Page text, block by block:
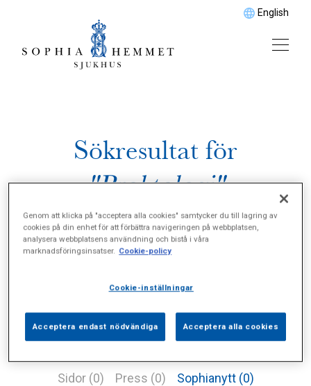
English
Sökresultat för
"Proktologi"
Sidor (0) Press (0) Sophianytt (0)
Genom att klicka på "acceptera alla cookies" samtycker du till lagring av
cookies på din enhet för att förbättra navigeringen på webbplatsen,
analysera webbplatsens användning och bistå i våra
marknadsföringsinsatser. Cookie-policy
Cookie-inställningar
Acceptera endast nödvändiga Acceptera alla cookies